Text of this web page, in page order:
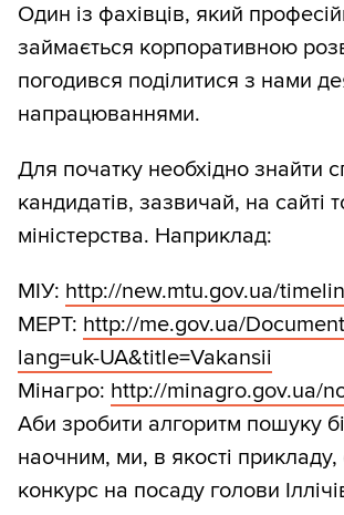
Один із фахівців, який
займається корпоративною
погодився поділитися з нами
напрацюваннями.
Для початку необхідно знайти
кандидатів, зазвичай, на сайті
міністерства. Наприклад:
МІУ: http://new.mtu.gov.ua/
МЕРТ: http://me.gov.ua/
lang=uk-UA&title=Vakansii
Мінагро: http://minagro.gov.ua/
Аби зробити алгоритм пошуку
наочним, ми, в якості
конкурс на посаду голови